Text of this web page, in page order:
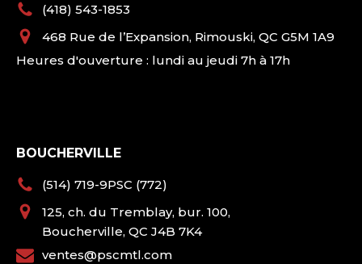
(418) 543-1853
468 Rue de l’Expansion, Rimouski, QC G5M 1A9
Heures d'ouverture : lundi au jeudi 7h à 17h
BOUCHERVILLE
(514) 719-9PSC (772)
125, ch. du Tremblay, bur. 100,
Boucherville, QC J4B 7K4
ventes@pscmtl.com